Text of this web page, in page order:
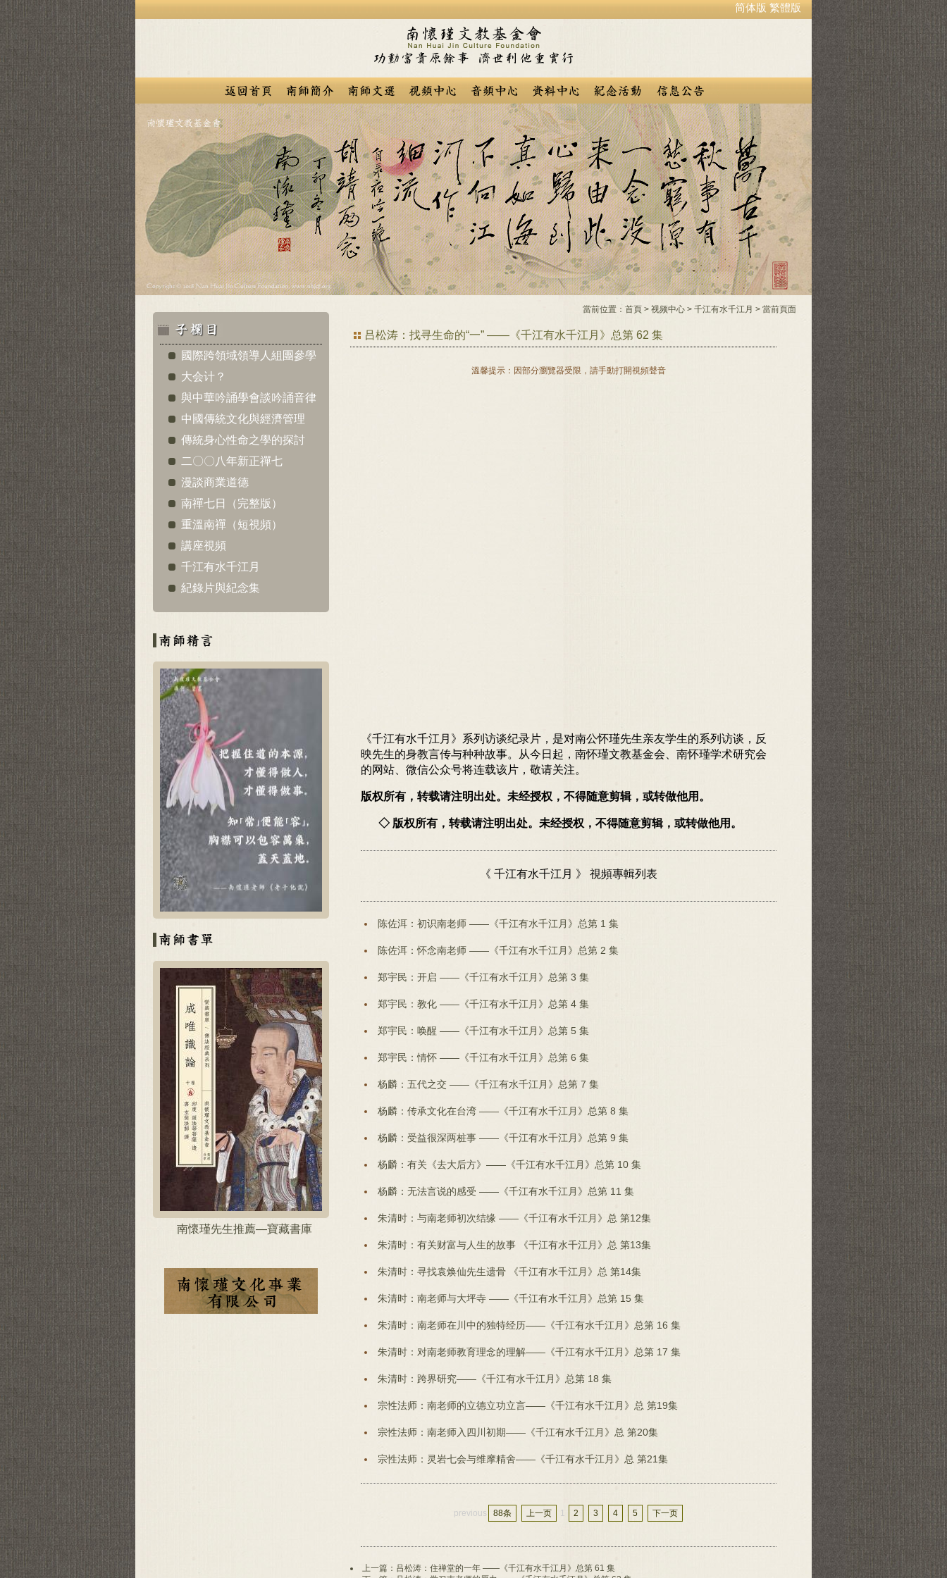
简体版 繁體版
國際跨領域領導人組團參學
大会计？
與中華吟誦學會談吟誦音律
中國傳統文化與經濟管理
傳統身心性命之學的探討
二〇〇八年新正禪七
漫談商業道德
南禪七日（完整版）
重溫南禪（短視頻）
講座視頻
千江有水千江月
紀錄片與紀念集
南懷瑾先生推薦—寶藏書庫
當前位置： 首頁 > 视频中心 > 千江有水千江月 > 當前頁面
吕松涛：找寻生命的“一” ——《千江有水千江月》总第 62 集
溫馨提示：因部分瀏覽器受限，請手動打開視頻聲音
《千江有水千江月》系列访谈纪录片，是对南公怀瑾先生亲友学生的系列访谈，反
映先生的身教言传与种种故事。从今日起，南怀瑾文教基金会、南怀瑾学术研究会
的网站、微信公众号将连载该片，敬请关注。
版权所有，转载请注明出处。未经授权，不得随意剪辑，或转做他用。
◇ 版权所有，转载请注明出处。未经授权，不得随意剪辑，或转做他用。
《 千江有水千江月 》 視頻專輯列表
陈佐洱：初识南老师 ——《千江有水千江月》总第 1 集
陈佐洱：怀念南老师 ——《千江有水千江月》总第 2 集
郑宇民：开启 ——《千江有水千江月》总第 3 集
郑宇民：教化 ——《千江有水千江月》总第 4 集
郑宇民：唤醒 ——《千江有水千江月》总第 5 集
郑宇民：情怀 ——《千江有水千江月》总第 6 集
杨麟：五代之交 ——《千江有水千江月》总第 7 集
杨麟：传承文化在台湾 ——《千江有水千江月》总第 8 集
杨麟：受益很深两桩事 ——《千江有水千江月》总第 9 集
杨麟：有关《去大后方》——《千江有水千江月》总第 10 集
杨麟：无法言说的感受 ——《千江有水千江月》总第 11 集
朱清时：与南老师初次结缘 ——《千江有水千江月》总 第12集
朱清时：有关财富与人生的故事 《千江有水千江月》总 第13集
朱清时：寻找袁焕仙先生遗骨 《千江有水千江月》总 第14集
朱清时：南老师与大坪寺 ——《千江有水千江月》总第 15 集
朱清时：南老师在川中的独特经历——《千江有水千江月》总第 16 集
朱清时：对南老师教育理念的理解——《千江有水千江月》总第 17 集
朱清时：跨界研究——《千江有水千江月》总第 18 集
宗性法师：南老师的立德立功立言——《千江有水千江月》总 第19集
宗性法师：南老师入四川初期——《千江有水千江月》总 第20集
宗性法师：灵岩七会与维摩精舍——《千江有水千江月》总 第21集
previous 88条 上一页 1 2 3 4 5 下一页
上一篇：吕松涛：住禅堂的一年 ——《千江有水千江月》总第 61 集